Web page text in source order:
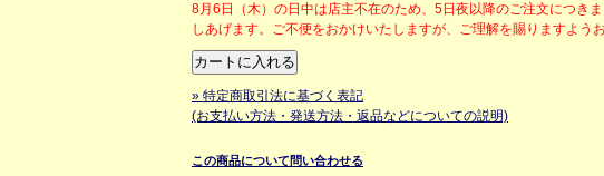
8月6日（木）の日中は店主不在のため、5日夜以降のご注文につき
しあげます。ご不便をおかけいたしますが、ご理解を賜りますよう
» 特定商取引法に基づく表記
(お支払い方法・発送方法・返品などについての説明)
この商品について問い合わせる